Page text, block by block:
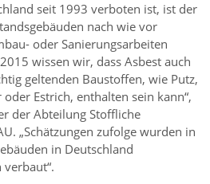
seit 1993 verboten ist, ist der
nach wie vor
oder Sanierungsarbeiten
wissen wir, dass Asbest auch
geltenden Baustoffen, wie Putz,
Estrich, enthalten sein kann“,
der Abteilung Stoffliche
„Schätzungen zufolge wurden in
in Deutschland